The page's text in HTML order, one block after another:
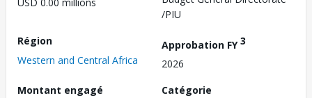
USD 0.00 millions
/PIU
Région
Western and Central Africa
Approbation FY3
2026
Montant engagé
Catégorie